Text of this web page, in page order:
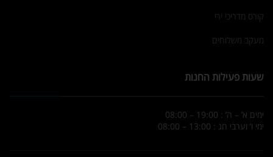
קורס מדריכי ירי
מעקב משלוחים
שעות פעילות החנות
ימים א’ – ה’ : 19:00 – 08:00
ימי ו’ וערבי חג : 13:00 – 08:00